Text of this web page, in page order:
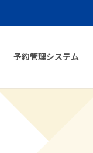
予約管理システム